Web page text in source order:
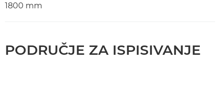
1800 mm
PODRUČJE ZA ISPISIVANJE